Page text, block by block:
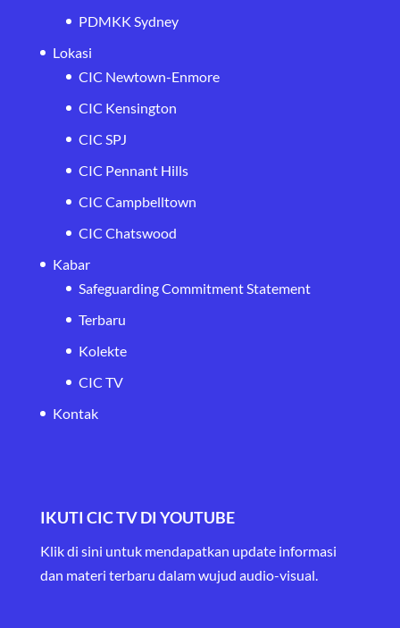
PDMKK Sydney
Lokasi
CIC Newtown-Enmore
CIC Kensington
CIC SPJ
CIC Pennant Hills
CIC Campbelltown
CIC Chatswood
Kabar
Safeguarding Commitment Statement
Terbaru
Kolekte
CIC TV
Kontak
IKUTI CIC TV DI YOUTUBE
Klik di sini untuk mendapatkan update informasi
dan materi terbaru dalam wujud audio-visual.